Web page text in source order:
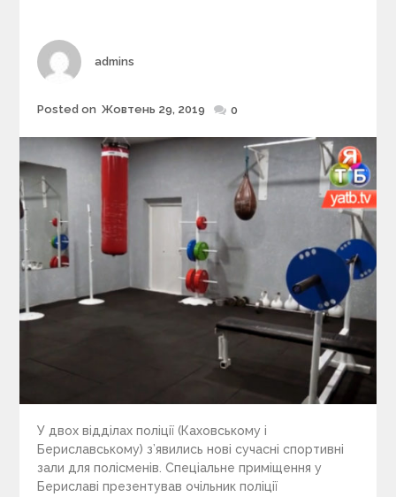
s
Author
admins
Posted
Posted on Жовтень 29, 2019 0
У двох відділах поліції (Каховському і
Бериславському) з’явились нові сучасні спортивні
зали для полісменів. Спеціальне приміщення у
Бериславі презентував очільник поліції